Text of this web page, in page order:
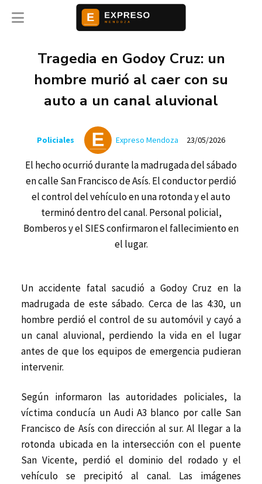
Tragedia en Godoy Cruz: un
hombre murió al caer con su
auto a un canal aluvional
El hecho ocurrió durante la madrugada del sábado
en calle San Francisco de Asís. El conductor perdió
el control del vehículo en una rotonda y el auto
terminó dentro del canal. Personal policial,
Bomberos y el SIES confirmaron el fallecimiento en
el lugar.
Policiales 23/05/2026
Expreso Mendoza
Un accidente fatal sacudió a Godoy Cruz en la
madrugada de este sábado. Cerca de las 4:30, un
hombre perdió el control de su automóvil y cayó a
un canal aluvional, perdiendo la vida en el lugar
antes de que los equipos de emergencia pudieran
intervenir.
Según informaron las autoridades policiales, la
víctima conducía un Audi A3 blanco por calle San
Francisco de Asís con dirección al sur. Al llegar a la
rotonda ubicada en la intersección con el puente
San Vicente, perdió el dominio del rodado y el
vehículo se precipitó al canal. Las imágenes